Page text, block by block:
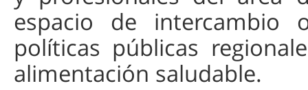
espacio de intercambio
políticas públicas
alimentación saludable.